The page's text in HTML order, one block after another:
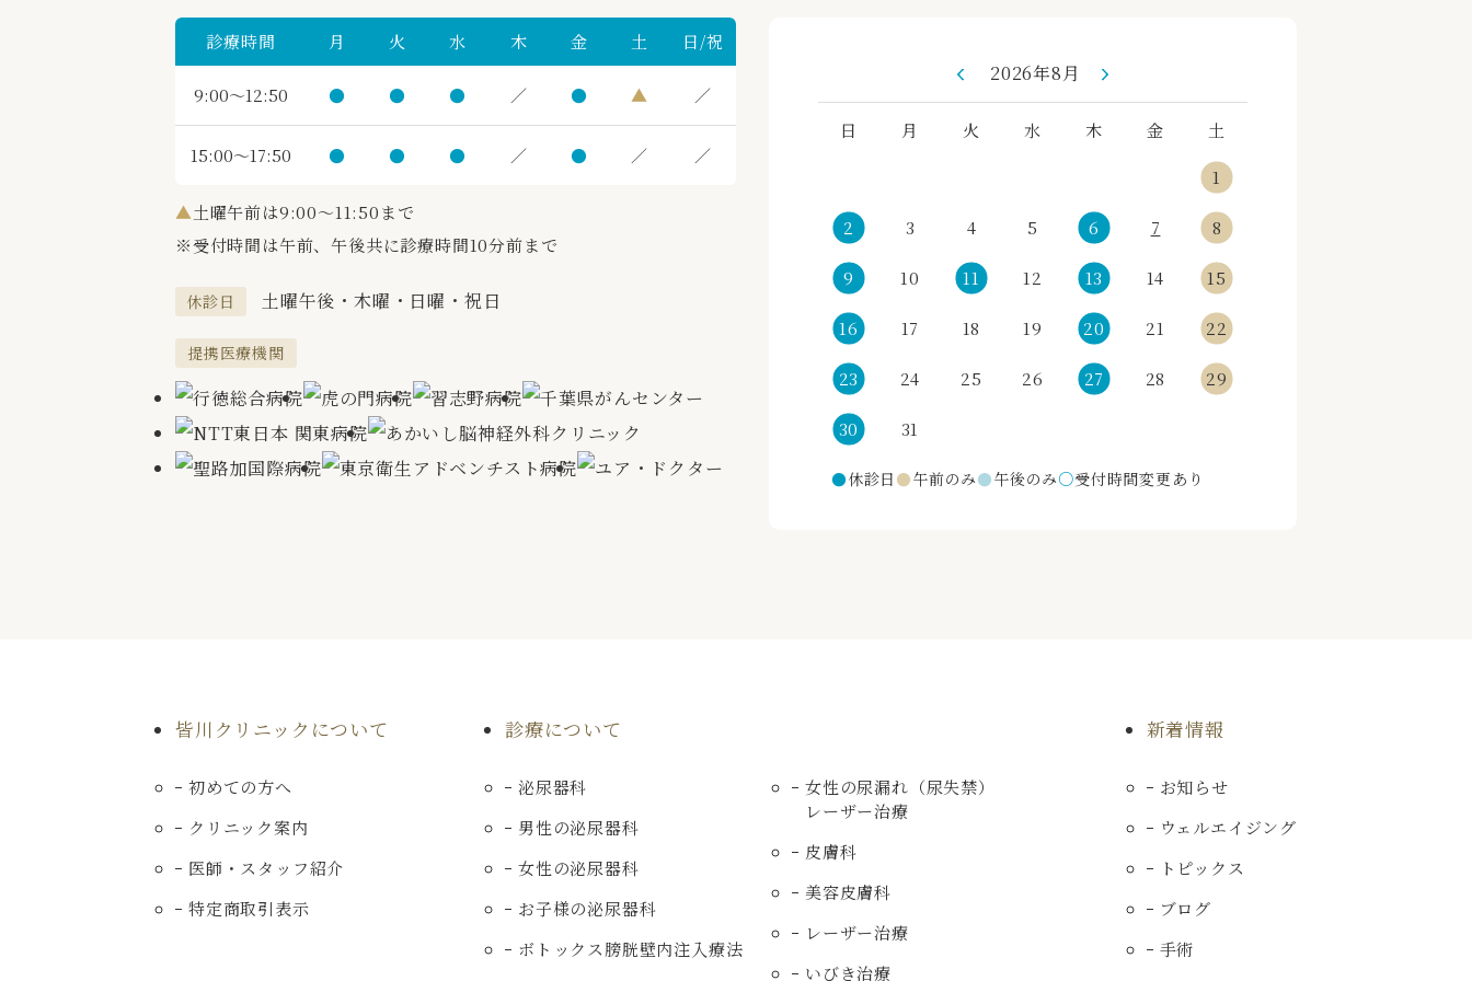
診療時間 月 火 水 木 金 土 日/祝
9:00～12:50 ● ● ● ／ ● ▲ ／
15:00～17:50 ● ● ● ／ ● ／ ／
▲土曜午前は9:00～11:50まで
※受付時間は午前、午後共に診療時間10分前まで
休診日 土曜午後・木曜・日曜・祝日
提携医療機関
2026年8月
日 月 火 水 木 金 土
1
2 3 4 5 6 7 8
9 10 11 12 13 14 15
16 17 18 19 20 21 22
23 24 25 26 27 28 29
30 31
●休診日 ●午前のみ●午後のみ○受付時間変更あり
皆川クリニックについて
初めての方へ
クリニック案内
医師・スタッフ紹介
特定商取引表示
診療について
泌尿器科
男性の泌尿器科
女性の泌尿器科
お子様の泌尿器科
ボトックス膀胱壁内注入療法
女性の尿漏れ（尿失禁）
レーザー治療
皮膚科
美容皮膚科
レーザー治療
いびき治療
新着情報
お知らせ
ウェルエイジング
トピックス
ブログ
手術